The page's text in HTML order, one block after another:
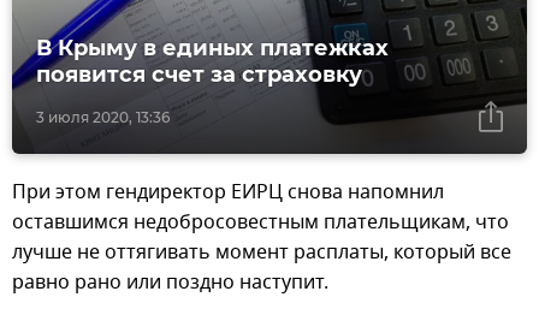
3 июля 2020, 13:36
В Крыму в единых платежках
появится счет за страховку
При этом гендиректор ЕИРЦ снова напомнил
оставшимся недобросовестным плательщикам, что
лучше не оттягивать момент расплаты, который все
равно рано или поздно наступит.